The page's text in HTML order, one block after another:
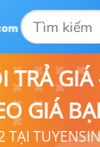
TRẢ
GIÁ
TẠI